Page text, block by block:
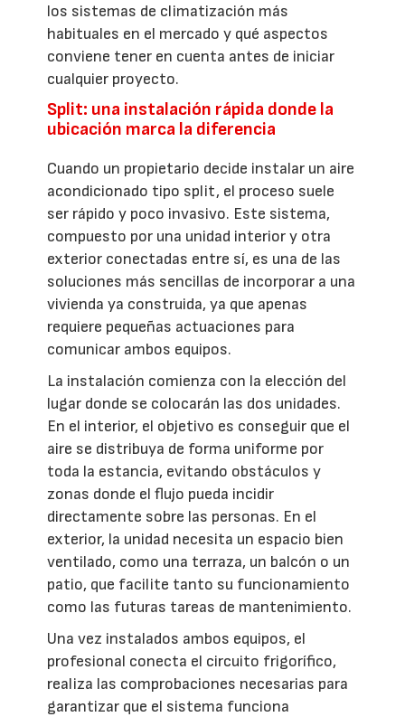
los sistemas de climatización más
habituales en el mercado y qué aspectos
conviene tener en cuenta antes de iniciar
cualquier proyecto.
Split: una instalación rápida donde la
ubicación marca la diferencia
Cuando un propietario decide instalar un aire
acondicionado tipo split, el proceso suele
ser rápido y poco invasivo. Este sistema,
compuesto por una unidad interior y otra
exterior conectadas entre sí, es una de las
soluciones más sencillas de incorporar a una
vivienda ya construida, ya que apenas
requiere pequeñas actuaciones para
comunicar ambos equipos.
La instalación comienza con la elección del
lugar donde se colocarán las dos unidades.
En el interior, el objetivo es conseguir que el
aire se distribuya de forma uniforme por
toda la estancia, evitando obstáculos y
zonas donde el flujo pueda incidir
directamente sobre las personas. En el
exterior, la unidad necesita un espacio bien
ventilado, como una terraza, un balcón o un
patio, que facilite tanto su funcionamiento
como las futuras tareas de mantenimiento.
Una vez instalados ambos equipos, el
profesional conecta el circuito frigorífico,
realiza las comprobaciones necesarias para
garantizar que el sistema funciona